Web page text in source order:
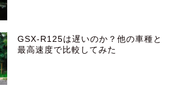
GSX-R125は遅いのか？他の車種と
最高速度で比較してみた